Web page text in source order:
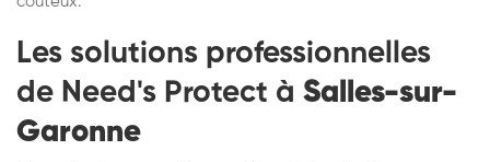
Les solutions professionnelles
de Need's Protect à Salles-sur-
Garonne